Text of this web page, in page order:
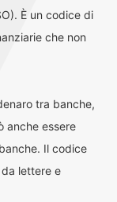
È un codice di
che non
tra banche,
anche essere
Il codice
lettere e